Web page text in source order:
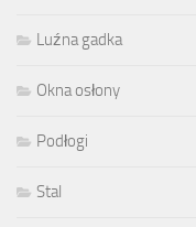
Luźna gadka
Okna osłony
Podłogi
Stal